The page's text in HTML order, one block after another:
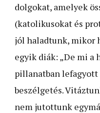
dolgokat, amelyek
(katolikusokat és
jól haladtunk, mikor
egyik diák: „De mi a
pillanatban
beszélgetés.
nem jutottunk